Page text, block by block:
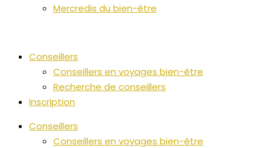
Mercredis du bien-être
Conseillers
Conseillers en voyages bien-être
Recherche de conseillers
Inscription
Conseillers
Conseillers en voyages bien-être